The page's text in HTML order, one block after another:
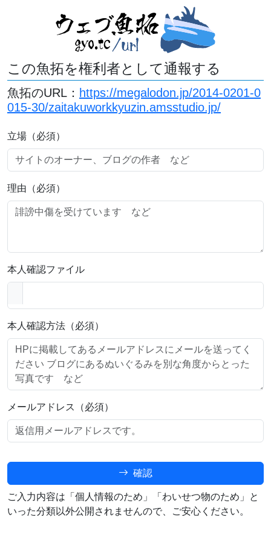
この魚拓を権利者として通報する
魚拓のURL： https://megalodon.jp/2014-0201-0
015-30/zaitakuworkkyuzin.amsstudio.jp/
立場（必須）
理由（必須）
本人確認ファイル
本人確認方法（必須）
メールアドレス（必須）
確認
ご入力内容は「個人情報のため」「わいせつ物のため」と
いった分類以外公開されませんので、ご安心ください。